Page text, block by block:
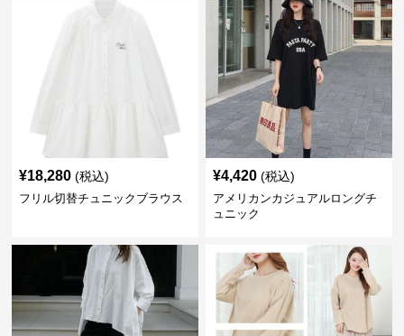
¥18,280 (税込)
フリル切替チュニックブラウス
¥4,420 (税込)
アメリカンカジュアルロングチ
ュニック